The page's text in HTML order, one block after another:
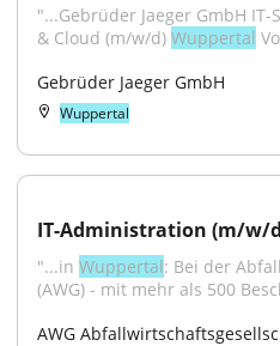
"...Gebrüder Jaeger GmbH
& Cloud (m/w/d) Wuppertal
Gebrüder Jaeger GmbH
Wuppertal
IT-Administration (m/w/
"...in Wuppertal: Bei der
(AWG) - mit mehr als 500
AWG